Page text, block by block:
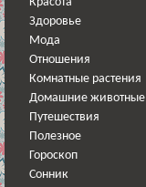
Здоровье
Мода
Отношения
Комнатные растения
Домашние животные
Путешествия
Полезное
Гороскоп
Сонник